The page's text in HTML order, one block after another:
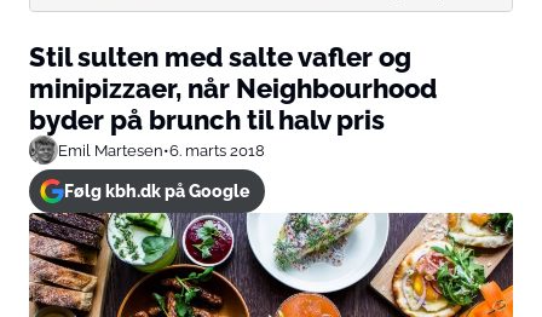
Stil sulten med salte vafler og
minipizzaer, når Neighbourhood
byder på brunch til halv pris
Emil Martesen•6. marts 2018
Følg kbh.dk på Google